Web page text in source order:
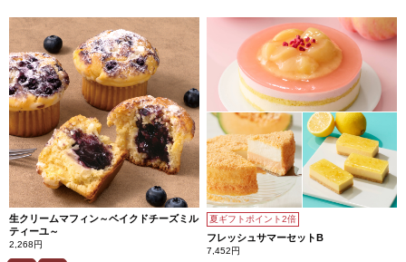
生クリームマフィン～ベイクドチーズミル
ティーユ～
2,268円
夏ギフトポイント2倍
フレッシュサマーセットB
7,452円